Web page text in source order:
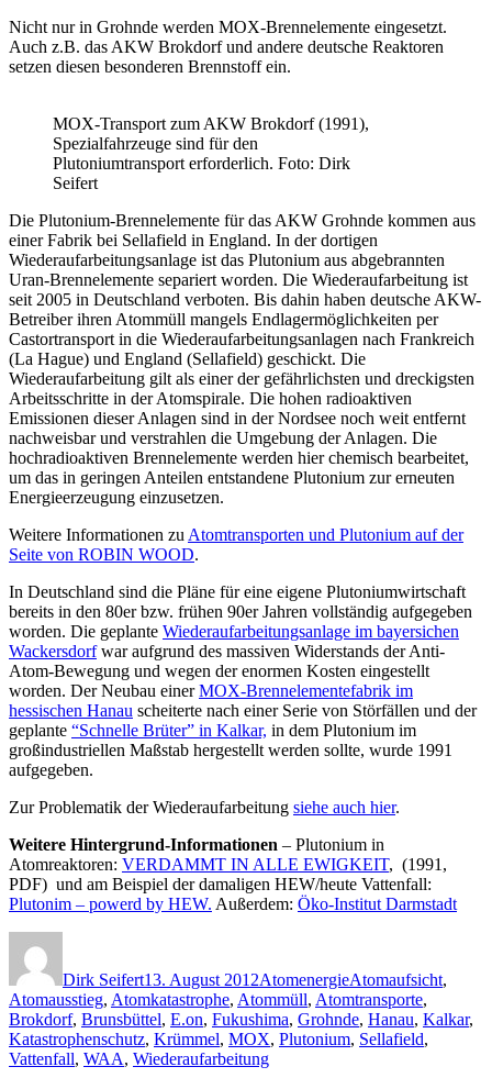
Nicht nur in Grohnde werden MOX-Brennelemente eingesetzt.
Auch z.B. das AKW Brokdorf und andere deutsche Reaktoren
setzen diesen besonderen Brennstoff ein.
MOX-Transport zum AKW Brokdorf (1991),
Spezialfahrzeuge sind für den
Plutoniumtransport erforderlich. Foto: Dirk
Seifert
Die Plutonium-Brennelemente für das AKW Grohnde kommen aus
einer Fabrik bei Sellafield in England. In der dortigen
Wiederaufarbeitungsanlage ist das Plutonium aus abgebrannten
Uran-Brennelemente separiert worden. Die Wiederaufarbeitung ist
seit 2005 in Deutschland verboten. Bis dahin haben deutsche AKW-
Betreiber ihren Atommüll mangels Endlagermöglichkeiten per
Castortransport in die Wiederaufarbeitungsanlagen nach Frankreich
(La Hague) und England (Sellafield) geschickt. Die
Wiederaufarbeitung gilt als einer der gefährlichsten und dreckigsten
Arbeitsschritte in der Atomspirale. Die hohen radioaktiven
Emissionen dieser Anlagen sind in der Nordsee noch weit entfernt
nachweisbar und verstrahlen die Umgebung der Anlagen. Die
hochradioaktiven Brennelemente werden hier chemisch bearbeitet,
um das in geringen Anteilen entstandene Plutonium zur erneuten
Energieerzeugung einzusetzen.
Weitere Informationen zu Atomtransporten und Plutonium auf der
Seite von ROBIN WOOD.
In Deutschland sind die Pläne für eine eigene Plutoniumwirtschaft
bereits in den 80er bzw. frühen 90er Jahren vollständig aufgegeben
worden. Die geplante Wiederaufarbeitungsanlage im bayersichen
Wackersdorfwar aufgrund des massiven Widerstands der Anti-
Atom-Bewegung und wegen der enormen Kosten eingestellt
worden. Der Neubau einerMOX-Brennelementefabrik im
hessischen Hanau scheiterte nach einer Serie von Störfällen und der
geplante “Schnelle Brüter” in Kalkar, in dem Plutonium im
großindustriellen Maßstab hergestellt werden sollte, wurde 1991
aufgegeben.
Zur Problematik der Wiederaufarbeitung siehe auch hier.
Weitere Hintergrund-Informationen – Plutonium in
Atomreaktoren: VERDAMMT IN ALLE EWIGKEIT, (1991,
PDF) und am Beispiel der damaligen HEW/heute Vattenfall:
Plutonim – powerd by HEW. Außerdem: Öko-Institut Darmstadt
Dirk Seifert13. August 2012AtomenergieAtomaufsicht,
Atomausstieg, Atomkatastrophe, Atommüll, Atomtransporte,
Brokdorf, Brunsbüttel, E.on, Fukushima, Grohnde, Hanau, Kalkar,
Katastrophenschutz, Krümmel, MOX, Plutonium, Sellafield,
Vattenfall, WAA, Wiederaufarbeitung